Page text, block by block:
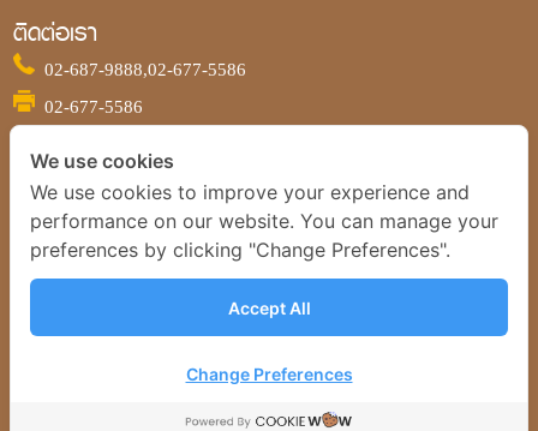
ติดต่อเรา
02-687-9888,02-677-5586
02-677-5586
ติดตามเรา
ข้อกำหนดและเงื่อนไข
นโยบายการใช้คุกกี้
นโยบายความปลอดภัยของระบบแอปพลิเคชั่น
© 2022 บริษัท วายแอลจี บูลเลี่ยน อินเตอร์เนชั่นแนล จำกัด
Webdesign by 1001Click
We use cookies
We use cookies to improve your experience and
performance on our website. You can manage your
preferences by clicking "Change Preferences".
Accept All
Change Preferences